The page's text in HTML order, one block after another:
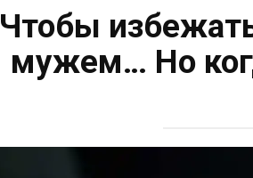
Чтобы
мужем… Но